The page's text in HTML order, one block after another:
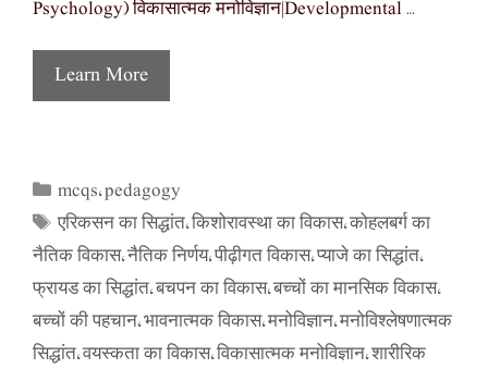
Psychology) विकासात्मक मनोविज्ञान|Developmental …
Learn More
Categories
mcqs,pedagogy
Tags
एरिकसन का सिद्धांत,किशोरावस्था का विकास,कोहलबर्ग का
नैतिक विकास,नैतिक निर्णय,पीढ़ीगत विकास,प्याजे का सिद्धांत,
फ्रायड का सिद्धांत,बचपन का विकास,बच्चों का मानसिक विकास,
बच्चों की पहचान,भावनात्मक विकास,मनोविज्ञान,मनोविश्लेषणात्मक
सिद्धांत,वयस्कता का विकास,विकासात्मक मनोविज्ञान,शारीरिक